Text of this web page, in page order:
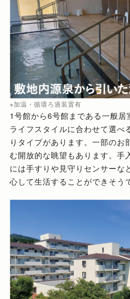
※加温・循環ろ過装置有
1号館から6号館まである一般居
ライフスタイルに合わせて選べ
りタイプがあります。一部のお
む開放的な眺望もあります。手
には手すりや見守りセンサーな
心して生活することができそう